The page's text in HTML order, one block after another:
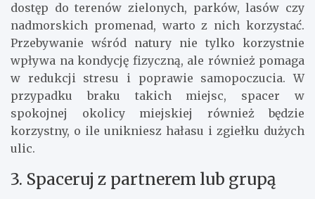
dostęp do terenów zielonych, parków, lasów czy
nadmorskich promenad, warto z nich korzystać.
Przebywanie wśród natury nie tylko korzystnie
wpływa na kondycję fizyczną, ale również pomaga
w redukcji stresu i poprawie samopoczucia. W
przypadku braku takich miejsc, spacer w
spokojnej okolicy miejskiej również będzie
korzystny, o ile unikniesz hałasu i zgiełku dużych
ulic.
3. Spaceruj z partnerem lub grupą